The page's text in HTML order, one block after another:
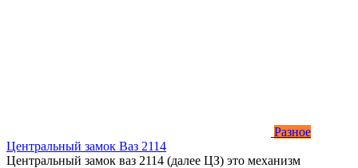
Разное
Центральный замок Ваз 2114
Центральный замок ваз 2114 (далее ЦЗ) это механизм